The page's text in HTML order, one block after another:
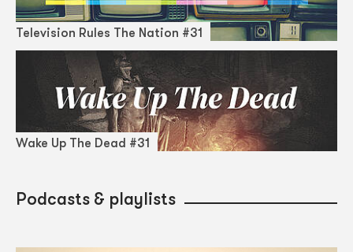
Television Rules The Nation #31
Wake Up The Dead #31
Podcasts & playlists